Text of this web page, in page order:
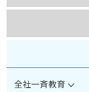
全社一斉教育